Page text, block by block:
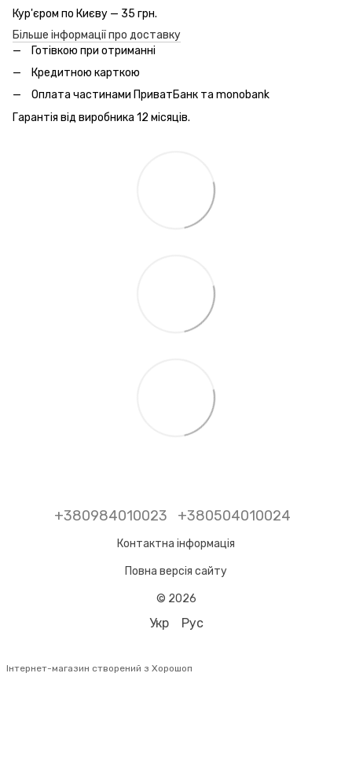
Кур'єром по Києву — 35 грн.
Більше інформації про доставку
Готівкою при отриманні
Кредитною карткою
Оплата частинами ПриватБанк та monobank
Гарантія від виробника 12 місяців.
+380984010023 +380504010024
Контактна інформація
Повна версія сайту
© 2026
Укр Рус
Інтернет-магазин створений з Хорошоп